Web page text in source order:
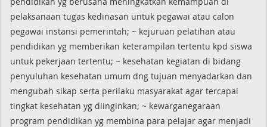
pelaksanaan tugas kedinasan untuk pegawai atau calon
pegawai instansi pemerintah; ~ kejuruan pelatihan atau
pendidikan yg memberikan keterampilan tertentu kpd siswa
untuk pekerjaan tertentu; ~ kesehatan kegiatan di bidang
penyuluhan kesehatan umum dng tujuan menyadarkan dan
mengubah sikap serta perilaku masyarakat agar tercapai
tingkat kesehatan yg diinginkan; ~ kewarganegaraan
program pendidikan yg membina para pelajar agar menjadi